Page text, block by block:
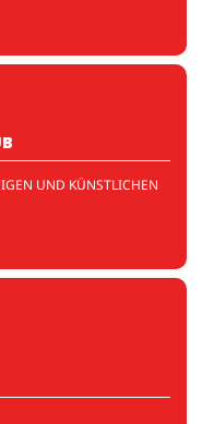
UND KÜNSTLICHEN